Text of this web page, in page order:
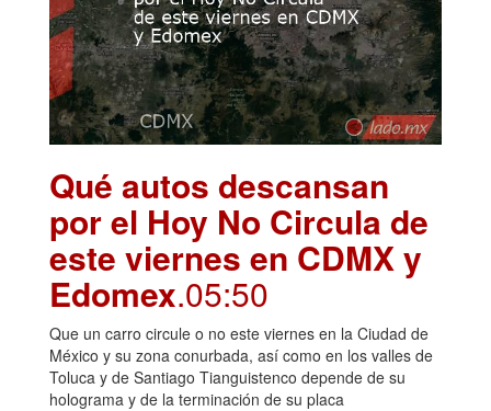
Qué autos descansan
por el Hoy No Circula de
este viernes en CDMX y
Edomex.05:50
Que un carro circule o no este viernes en la Ciudad de
México y su zona conurbada, así como en los valles de
Toluca y de Santiago Tianguistenco depende de su
holograma y de la terminación de su placa